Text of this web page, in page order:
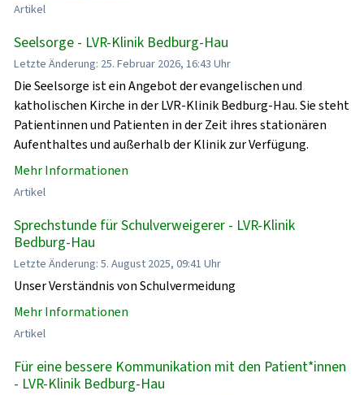
Artikel
Seelsorge - LVR-Klinik Bedburg-Hau
Letzte Änderung: 25. Februar 2026, 16:43 Uhr
Die Seelsorge ist ein Angebot der evangelischen und
katholischen Kirche in der LVR-Klinik Bedburg-Hau. Sie steht
Patientinnen und Patienten in der Zeit ihres stationären
Aufenthaltes und außerhalb der Klinik zur Verfügung.
Mehr Informationen
Artikel
Sprechstunde für Schulverweigerer - LVR-Klinik
Bedburg-Hau
Letzte Änderung: 5. August 2025, 09:41 Uhr
Unser Verständnis von Schulvermeidung
Mehr Informationen
Artikel
Für eine bessere Kommunikation mit den Patient*innen
- LVR-Klinik Bedburg-Hau